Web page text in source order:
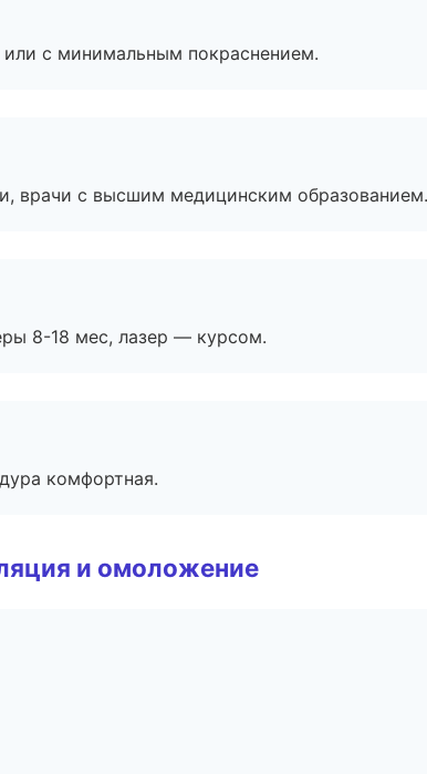
с минимальным покраснением.
врачи с высшим медицинским образованием.
8-18 мес, лазер — курсом.
комфортная.
и омоложение